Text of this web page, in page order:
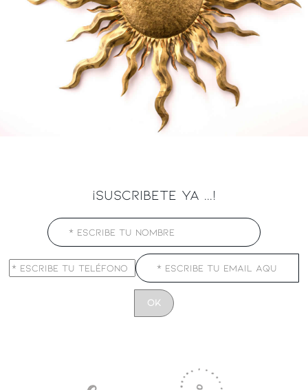
¡SUSCRIBETE YA ...!